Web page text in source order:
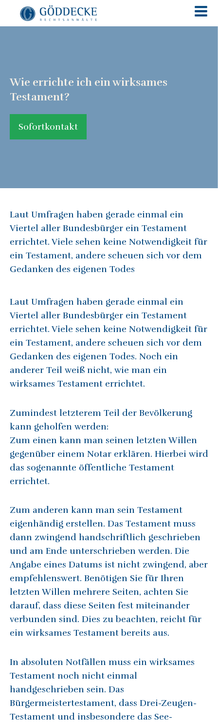
Wie errichte ich ein wirksames
Testament?
Sofortkontakt
Laut Umfragen haben gerade einmal ein
Viertel aller Bundesbürger ein Testament
errichtet. Viele sehen keine Notwendigkeit für
ein Testament, andere scheuen sich vor dem
Gedanken des eigenen Todes
Laut Umfragen haben gerade einmal ein
Viertel aller Bundesbürger ein Testament
errichtet. Viele sehen keine Notwendigkeit für
ein Testament, andere scheuen sich vor dem
Gedanken des eigenen Todes. Noch ein
anderer Teil weiß nicht, wie man ein
wirksames Testament errichtet.
Zumindest letzterem Teil der Bevölkerung
kann geholfen werden:
Zum einen kann man seinen letzten Willen
gegenüber einem Notar erklären. Hierbei wird
das sogenannte öffentliche Testament
errichtet.
Zum anderen kann man sein Testament
eigenhändig erstellen. Das Testament muss
dann zwingend handschriftlich geschrieben
und am Ende unterschrieben werden. Die
Angabe eines Datums ist nicht zwingend, aber
empfehlenswert. Benötigen Sie für Ihren
letzten Willen mehrere Seiten, achten Sie
darauf, dass diese Seiten fest miteinander
verbunden sind. Dies zu beachten, reicht für
ein wirksames Testament bereits aus.
In absoluten Notfällen muss ein wirksames
Testament noch nicht einmal
handgeschrieben sein. Das
Bürgermeistertestament, dass Drei-Zeugen-
Testament und insbesondere das See-